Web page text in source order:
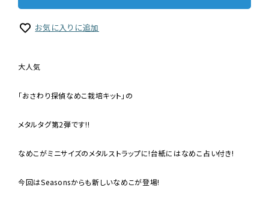
お気に入りに追加
大人気
「おさわり探偵なめこ栽培キット」の
メタルタグ第2弾です!!
なめこがミニサイズのメタルストラップに!台紙にはなめこ占い付き!
今回はSeasonsからも新しいなめこが登場!